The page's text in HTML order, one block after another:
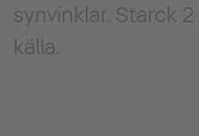
synvinklar. Starck
källa.